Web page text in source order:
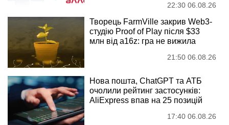
22:30 06.08.26
Творець FarmVille закрив Web3-
студію Proof of Play після $33
млн від a16z: гра не вижила
21:50 06.08.26
Нова пошта, ChatGPT та АТБ
очолили рейтинг застосунків:
AliExpress впав на 25 позицій
17:40 06.08.26